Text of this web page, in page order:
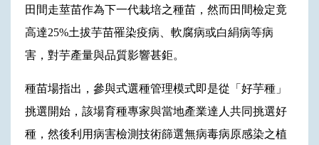
田間走莖苗作為下一代栽培之種苗，然而田間檢定竟
高達25%土拔芋苗罹染疫病、軟腐病或白絹病等病
害，對芋產量與品質影響甚鉅。
種苗場指出，參與式選種管理模式即是從「好芋種」
挑選開始，該場育種專家與當地產業達人共同挑選好
種，然後利用病害檢測技術篩選無病毒病原感染之植